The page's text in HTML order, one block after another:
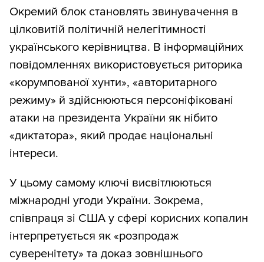
Окремий блок становлять звинувачення в
цілковитій політичній нелегітимності
українського керівництва. В інформаційних
повідомленнях використовується риторика
«корумпованої хунти», «авторитарного
режиму» й здійснюються персоніфіковані
атаки на президента України як нібито
«диктатора», який продає національні
інтереси.
У цьому самому ключі висвітлюються
міжнародні угоди України. Зокрема,
співпраця зі США у сфері корисних копалин
інтерпретується як «розпродаж
суверенітету» та доказ зовнішнього